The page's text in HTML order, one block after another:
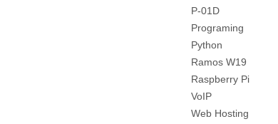
P-01D
Programing
Python
Ramos W19
Raspberry Pi
VoIP
Web Hosting